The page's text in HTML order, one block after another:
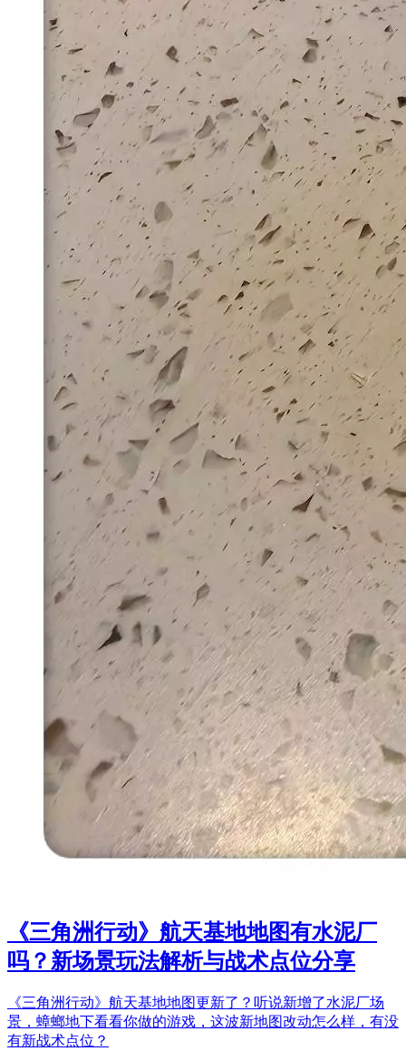
《三角洲行动》航天基地地图有水泥厂
吗？新场景玩法解析与战术点位分享
《三角洲行动》航天基地地图更新了？听说新增了水泥厂场
景，蟑螂地下看看你做的游戏，这波新地图改动怎么样，有没
有新战术点位？